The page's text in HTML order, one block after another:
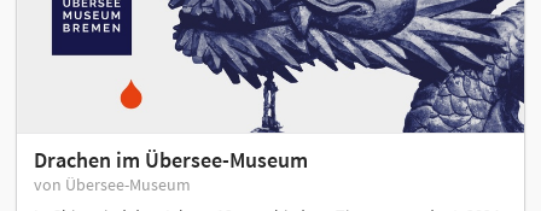
Drachen im Übersee-Museum
von Übersee-Museum